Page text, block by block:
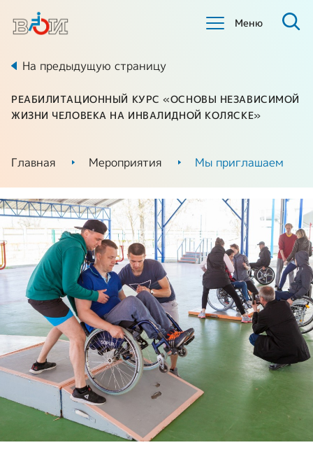
Меню
На предыдущую страницу
РЕАБИЛИТАЦИОННЫЙ КУРС «ОСНОВЫ НЕЗАВИСИМОЙ
ЖИЗНИ ЧЕЛОВЕКА НА ИНВАЛИДНОЙ КОЛЯСКЕ»
Главная Мероприятия Мы приглашаем